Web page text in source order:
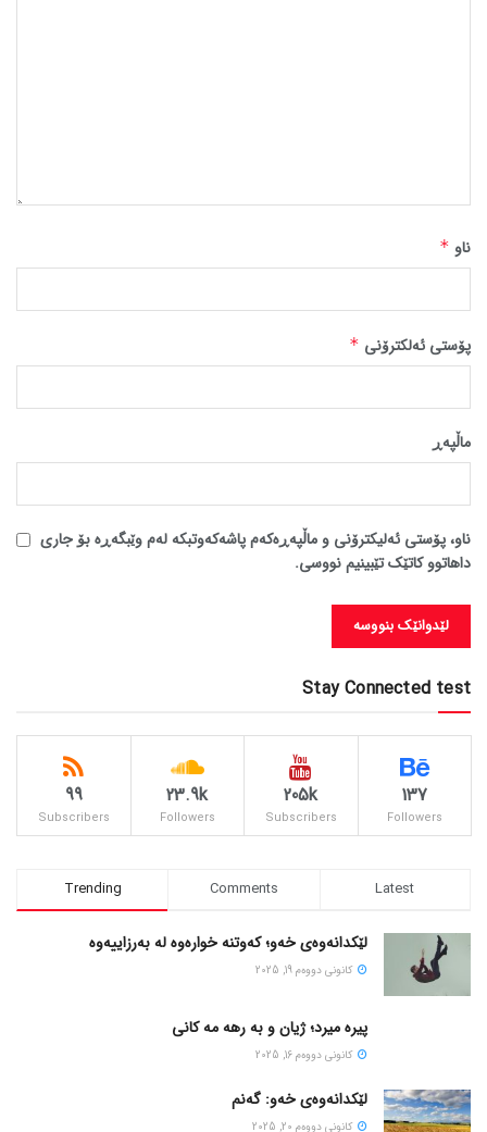
ناو *
پۆستی ئەلکترۆنی *
ماڵپه‌ڕ
ناو، پۆستی ئەلیکترۆنی و ماڵپەڕەکەم پاشەکەوتبکە لەم وێبگەڕە بۆ جاری
داهاتوو کاتێک تێبینیم نووسی.
Stay Connected test
137
Followers
205k
Subscribers
23.9k
Followers
99
Subscribers
Trending Comments Latest
لێکدانەوەی خەو؛ کەوتنە خوارەوە لە بەرزاییەوە
كانونی دووه‌م 19, 2025
پیره میرد؛ ژیان و به رهه مه کانی
كانونی دووه‌م 16, 2025
لێکدانەوەی خەو: گەنم
كانونی دووه‌م 20, 2025